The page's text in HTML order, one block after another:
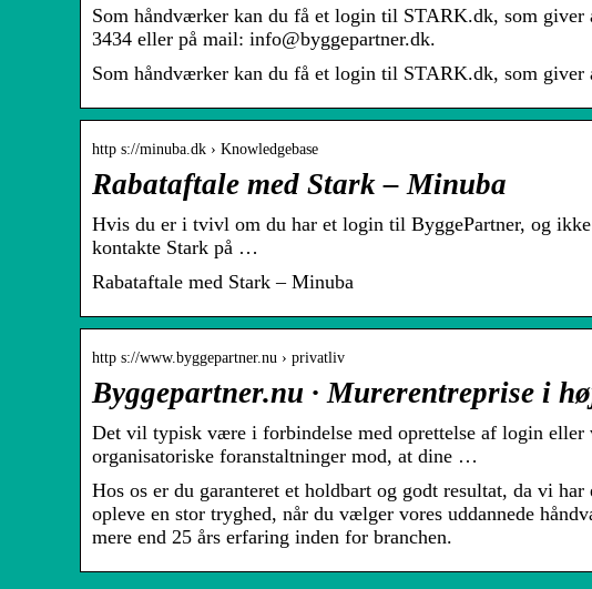
Som håndværker kan du få et login til STARK.dk, som
3434 eller på mail: info@byggepartner.dk.
Som håndværker kan du få et login til STARK.dk, som
http s://minuba.dk › Knowledgebase
Rabataftale med Stark – Minuba
Hvis du er i tvivl om du har et login til ByggePartner, og
kontakte Stark på …
Rabataftale med Stark – Minuba
http s://www.byggepartner.nu › privatliv
Byggepartner.nu · Murerentreprise i
Det vil typisk være i forbindelse med oprettelse af login
organisatoriske foranstaltninger mod, at dine …
Hos os er du garanteret et holdbart og godt resultat, da vi
opleve en stor tryghed, når du vælger vores uddannede
mere end 25 års erfaring inden for branchen.